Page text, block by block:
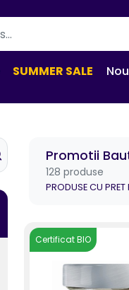
SUMMER SALE
Promotii
128 produse
PRODUSE CU
Certificat BIO